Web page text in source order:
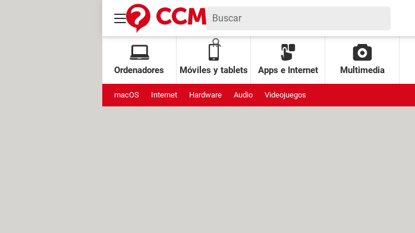
Ordenadores Móviles y tablets Apps e Internet Multimedia
macOS Internet Hardware Audio Videojuegos